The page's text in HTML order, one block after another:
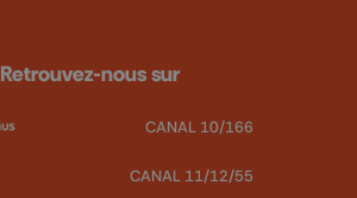
Retrouvez-nous sur
CANAL 10/166
CANAL 11/12/55